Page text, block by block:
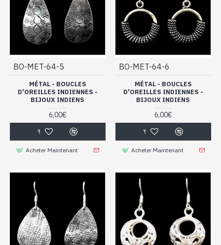
BO-MET-64-5
MÉTAL - BOUCLES
D'OREILLES INDIENNES -
BIJOUX INDIENS
6,00€
Acheter Maintenant
BO-MET-64-6
MÉTAL - BOUCLES
D'OREILLES INDIENNES -
BIJOUX INDIENS
6,00€
Acheter Maintenant